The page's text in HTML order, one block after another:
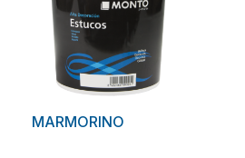
MARMORINO